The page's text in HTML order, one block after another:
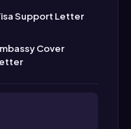
Support Letter
Cover